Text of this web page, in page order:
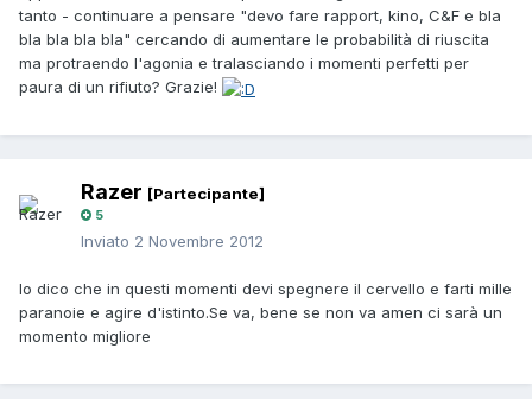
tanto - continuare a pensare "devo fare rapport, kino, C&F e bla
bla bla bla bla" cercando di aumentare le probabilità di riuscita
ma protraendo l'agonia e tralasciando i momenti perfetti per
paura di un rifiuto? Grazie!
Razer [Partecipante]
5
Inviato 2 Novembre 2012
Io dico che in questi momenti devi spegnere il cervello e farti mille
paranoie e agire d'istinto.Se va, bene se non va amen ci sarà un
momento migliore